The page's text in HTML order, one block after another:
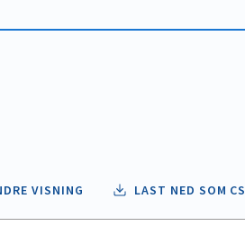
VISNING LAST NED SOM